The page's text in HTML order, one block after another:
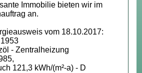
Immobilie bieten wir im
an.
vom 18.10.2017:
- Zentralheizung
121,3 kWh/(m²-a) - D